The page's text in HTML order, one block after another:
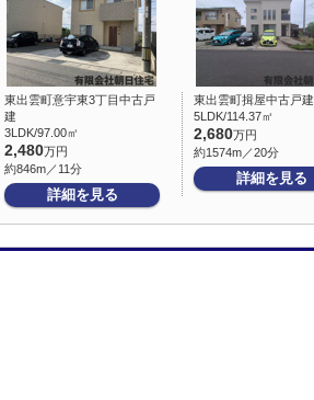
東出雲町意宇東3丁目中古戸
建
3LDK/97.00㎡
2,480万円
約846m／11分
詳細を見る
東出雲町揖屋中古戸建
5LDK/114.37㎡
2,680万円
約1574m／20分
詳細を見る